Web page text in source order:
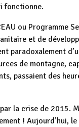
fonctionne.
ou Programme
et de
paradoxalement
de montagne,
passaient des
la crise de 2015.
! Aujourd’hui,